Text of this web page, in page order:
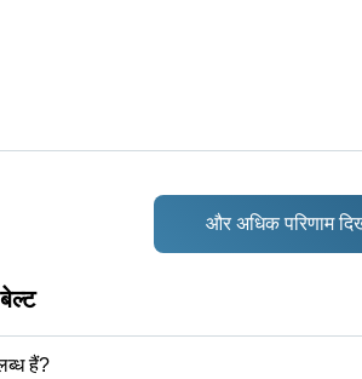
और अधिक परिणाम
हैं?